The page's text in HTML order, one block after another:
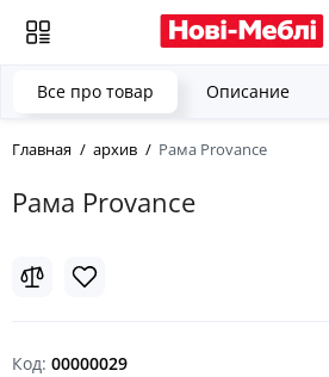
Главная архив Рама Provance
Рама Provance
Все про товар Описание
Код: 00000029